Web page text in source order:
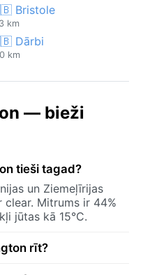
Bristole
km
Dārbi
km
— bieži
tieši tagad?
un Ziemeļīrijas
clear. Mitrums ir 44%
jūtas kā 15°C.
rīt?